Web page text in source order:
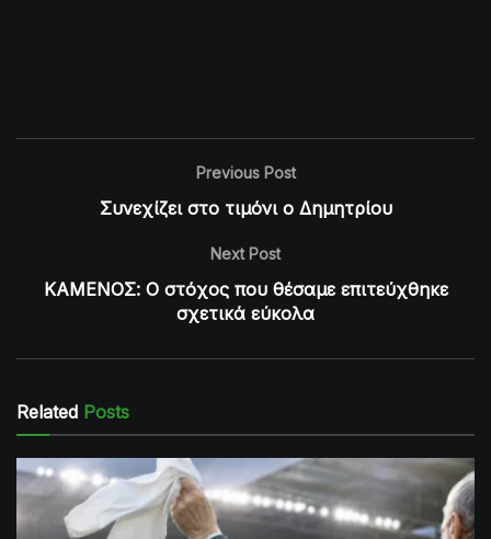
Previous Post
Συνεχίζει στο τιμόνι ο Δημητρίου
Next Post
ΚΑΜΕΝΟΣ: Ο στόχος που θέσαμε επιτεύχθηκε
σχετικά εύκολα
Related Posts